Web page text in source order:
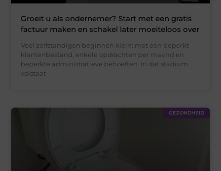
Groeit u als ondernemer? Start met een gratis
factuur maken en schakel later moeiteloos over
Veel zelfstandigen beginnen klein: met een beperkt
klantenbestand, enkele opdrachten per maand en
beperkte administratieve behoeften. In dat stadium
volstaat
GEZONDHEID